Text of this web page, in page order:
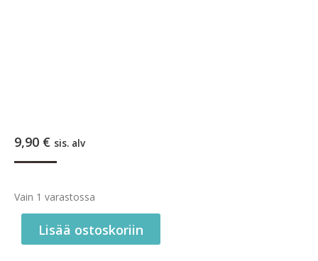
9,90 € sis. alv
Vain 1 varastossa
Lisää ostoskoriin